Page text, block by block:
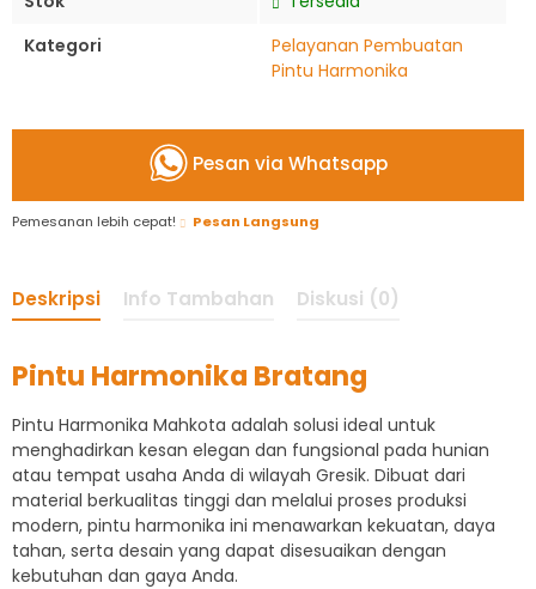
Kategori
Pelayanan Pembuatan
Pintu Harmonika
Pesan via Whatsapp
Pemesanan lebih cepat! Pesan Langsung
Deskripsi Info Tambahan Diskusi (0)
Pintu Harmonika Bratang
Pintu Harmonika Mahkota adalah solusi ideal untuk
menghadirkan kesan elegan dan fungsional pada hunian
atau tempat usaha Anda di wilayah Gresik. Dibuat dari
material berkualitas tinggi dan melalui proses produksi
modern, pintu harmonika ini menawarkan kekuatan, daya
tahan, serta desain yang dapat disesuaikan dengan
kebutuhan dan gaya Anda.